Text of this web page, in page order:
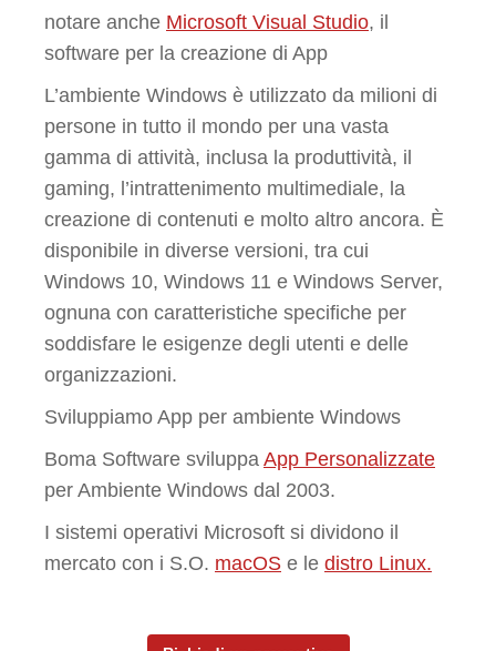
notare anche Microsoft Visual Studio, il
software per la creazione di App
L’ambiente Windows è utilizzato da milioni di
persone in tutto il mondo per una vasta
gamma di attività, inclusa la produttività, il
gaming, l’intrattenimento multimediale, la
creazione di contenuti e molto altro ancora. È
disponibile in diverse versioni, tra cui
Windows 10, Windows 11 e Windows Server,
ognuna con caratteristiche specifiche per
soddisfare le esigenze degli utenti e delle
organizzazioni.
Sviluppiamo App per ambiente Windows
Boma Software sviluppa App Personalizzate
per Ambiente Windows dal 2003.
I sistemi operativi Microsoft si dividono il
mercato con i S.O. macOS e le distro Linux.